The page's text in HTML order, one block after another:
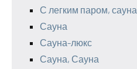
С легким паром, сауна
Сауна
Сауна-люкс
Сауна, Сауна